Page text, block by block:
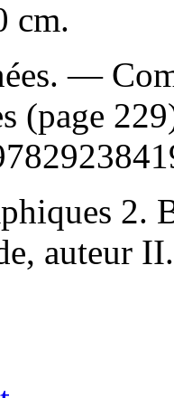
cm.
—
(page
2.
auteur